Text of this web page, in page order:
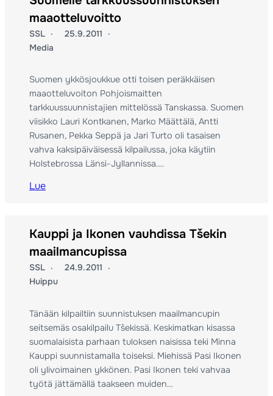
maaotteluvoitto
SSL
25.9.2011
Media
Suomen ykkösjoukkue otti toisen peräkkäisen
maaotteluvoiton Pohjoismaitten
tarkkuussuunnistajien mittelössä Tanskassa. Suomen
viisikko Lauri Kontkanen, Marko Määttälä, Antti
Rusanen, Pekka Seppä ja Jari Turto oli tasaisen
vahva kaksipäiväisessä kilpailussa, joka käytiin
Holstebrossa Länsi-Jyllannissa….
Lue
Kauppi ja Ikonen vauhdissa Tšekin
maailmancupissa
SSL
24.9.2011
Huippu
Tänään kilpailtiin suunnistuksen maailmancupin
seitsemäs osakilpailu Tšekissä. Keskimatkan kisassa
suomalaisista parhaan tuloksen naisissa teki Minna
Kauppi suunnistamalla toiseksi. Miehissä Pasi Ikonen
oli ylivoimainen ykkönen. Pasi Ikonen teki vahvaa
työtä jättämällä taakseen muiden…